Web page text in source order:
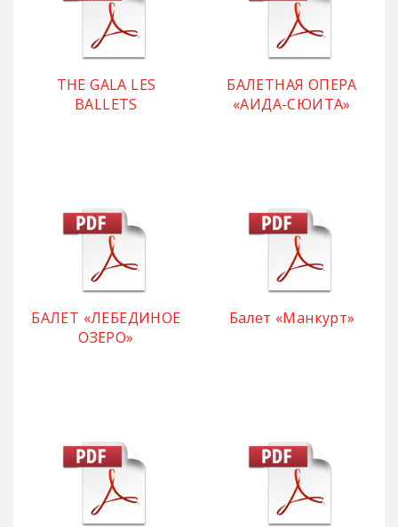
THE GALA LES
BALLETS
БАЛЕТНАЯ ОПЕРА
«АИДА-СЮИТА»
БАЛЕТ «ЛЕБЕДИНОЕ
ОЗЕРО»
Балет «Манкурт»